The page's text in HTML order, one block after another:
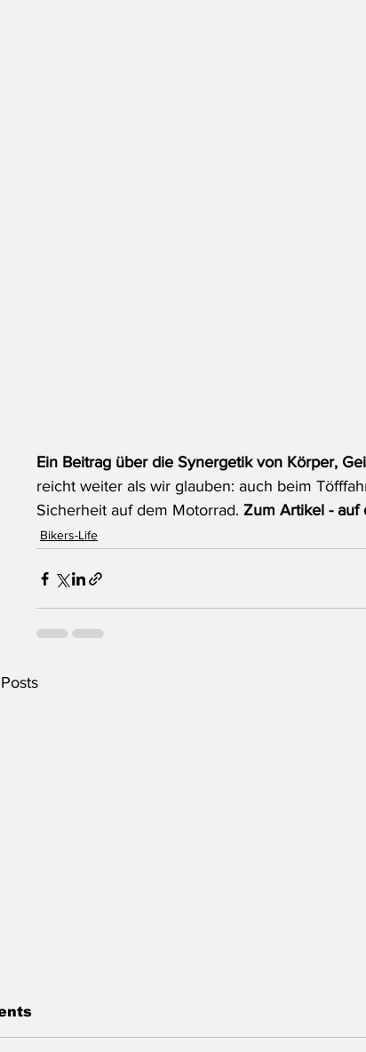
Ein Beitrag über die Synergetik von Körper,
reicht weiter als wir glauben: auch beim
Sicherheit auf dem Motorrad. Zum Artikel - auf
Bikers-Life